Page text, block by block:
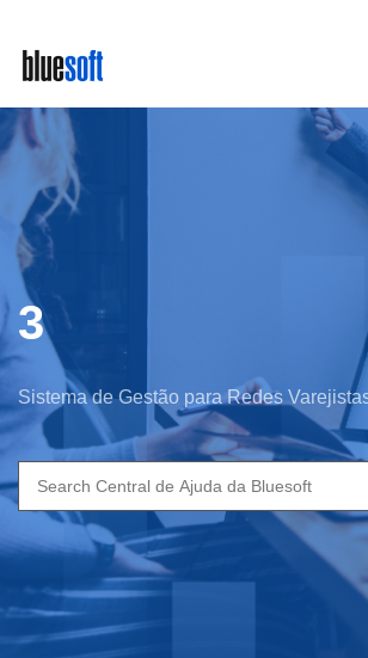
main
content
3
Sistema de Gestão para Redes
Search
for: